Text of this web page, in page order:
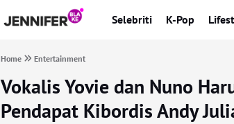
Selebriti K-Pop
Home Entertainment
Vokalis Yovie dan Nuno
Pendapat Kibordis Andy